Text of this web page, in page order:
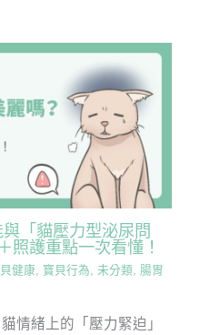
「貓壓力型泌尿問
照護重點一次看懂！
健康, 寶貝行為, 未分類, 腸胃
情緒上的「壓力緊迫」